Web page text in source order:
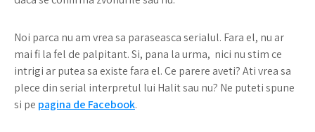
Noi parca nu am vrea sa paraseasca serialul. Fara el, nu ar
mai fi la fel de palpitant. Si, pana la urma, nici nu stim ce
intrigi ar putea sa existe fara el. Ce parere aveti? Ati vrea sa
plece din serial interpretul lui Halit sau nu? Ne puteti spune
si pe pagina de Facebook.